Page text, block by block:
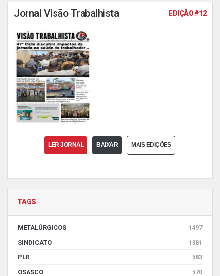
Jornal Visão Trabalhista EDIÇÃO #12
LER JORNAL BAIXAR MAIS EDIÇÕES
TAGS
METALÚRGICOS
1497
SINDICATO
1381
PLR
683
OSASCO
570